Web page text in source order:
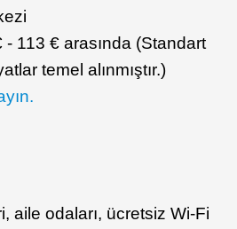
- 113 € arasında (Standart
temel alınmıştır.)
aile odaları, ücretsiz Wi-Fi